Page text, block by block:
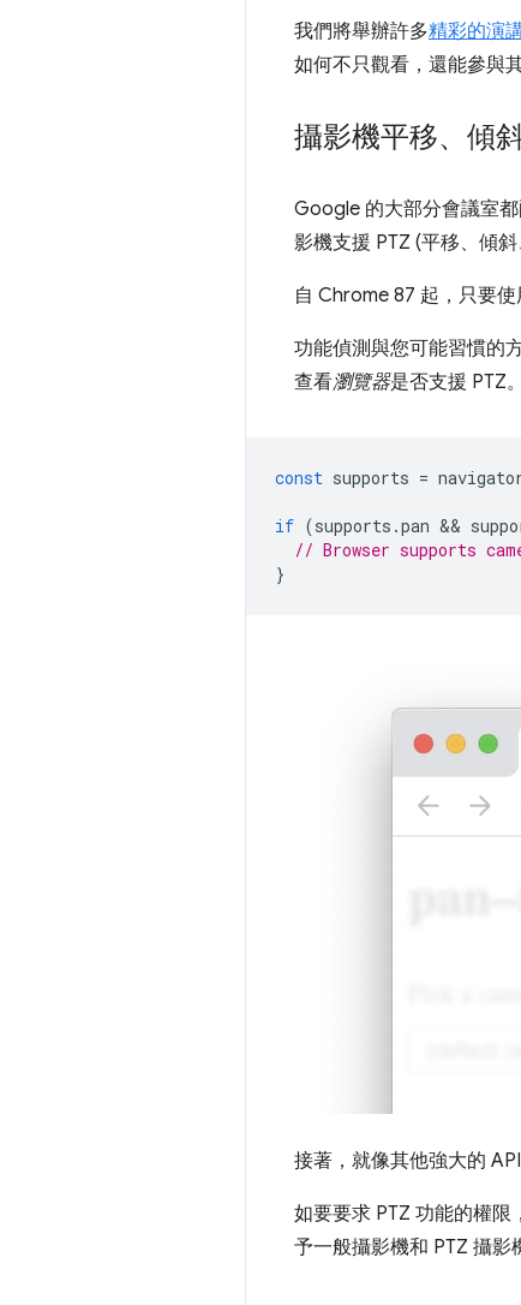
我們將舉辦許多精彩的演
如何不只觀看，還能參與
攝影機平移、傾
Google 的大部分會議室
影機支援 PTZ (平移、傾
自 Chrome 87 起，只要使
功能偵測與您可能習慣的
查看瀏覽器是否支援 PTZ。
const supports =
if (supports .pan &&
// Browser supports
}
接著，就像其他強大的
如要要求 PTZ 功能的權限
予一般攝影機和 PTZ 攝影